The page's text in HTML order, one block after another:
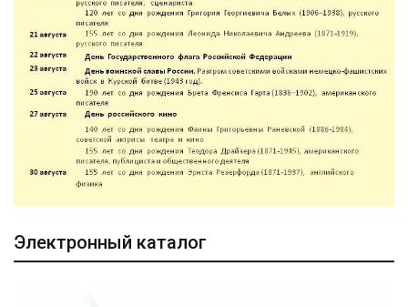
Электронный каталог